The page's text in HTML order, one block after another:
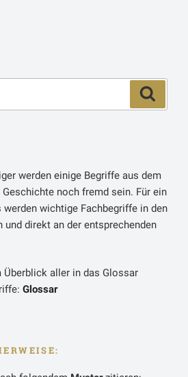
werden einige Begriffe aus dem
noch fremd sein. Für ein
wichtige Fachbegriffe in den
und direkt an der entsprechenden
Überblick aller in das Glossar
Glossar